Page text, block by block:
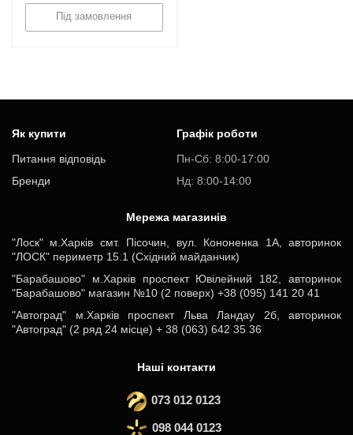
Під замовлення
Як купити
Питання відповідь
Бренди
Графік роботи
Пн-Cб: 8:00-17:00
Нд: 8:00-14:00
Мережа магазинів
"Лоск" м.Харків смт. Пісочин, вул. Кононенка 1А, авторинок
"ЛОСК" периметр 15.1 (Східний майданчик)
"Барабашово" м.Харків проспект Ювілейний 182, авторинок
"Барабашово" магазин №10 (2 поверх) +38 (095) 141 20 41
"Автоград" м.Харків проспект Льва Ландау 2б, авторинок
"Автоград" (2 ряд 24 місце) + 38 (063) 642 35 36
Наші контакти
073 012 0123
098 044 0123